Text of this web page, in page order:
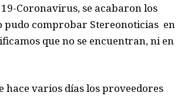
Coronavirus, se acabaron los
pudo comprobar Stereonoticias en
que no se encuentran, ni en
hace varios días los proveedores